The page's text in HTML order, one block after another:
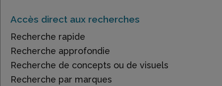
Accès direct aux recherches
Recherche rapide
Recherche approfondie
Recherche de concepts ou de visuels
Recherche par marques